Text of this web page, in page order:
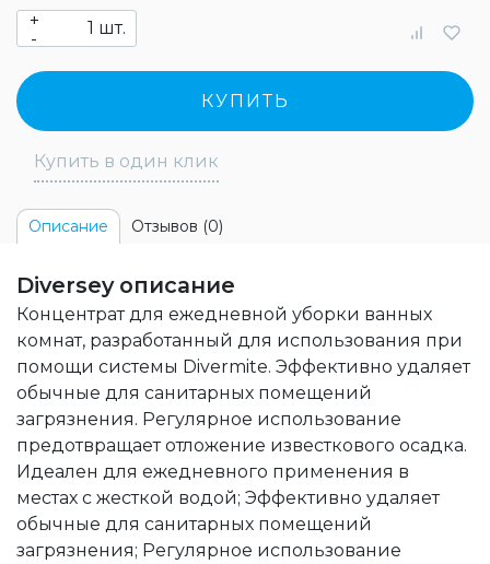
+
-
шт.
КУПИТЬ
Купить в один клик
Описание Отзывов (0)
Diversey описание
Концентрат для ежедневной уборки ванных
комнат, разработанный для использования при
помощи системы Divermite. Эффективно удаляет
обычные для санитарных помещений
загрязнения. Регулярное использование
предотвращает отложение известкового осадка.
Идеален для ежедневного применения в
местах с жесткой водой; Эффективно удаляет
обычные для санитарных помещений
загрязнения; Регулярное использование